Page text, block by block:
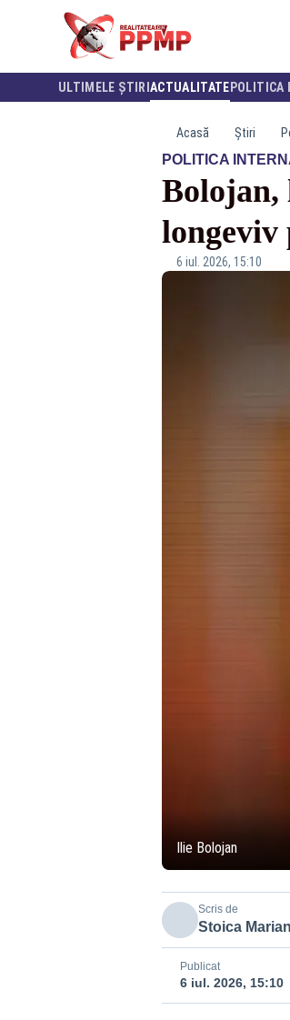
ULTIMELE ȘTIRI ACTUALITATE POLITICA
Acasă Știri
POLITICA
Bolojan,
6 iul. 2026, 15:10
Ilie Bolojan
Scris de
Stoica Marian
Publicat
6 iul. 2026, 15:10